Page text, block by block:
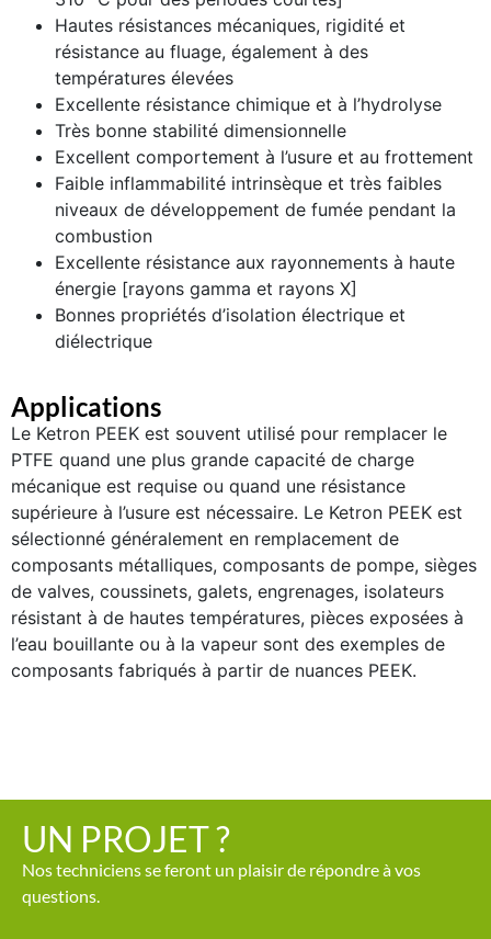
Hautes résistances mécaniques, rigidité et
résistance au fluage, également à des
températures élevées
Excellente résistance chimique et à l’hydrolyse
Très bonne stabilité dimensionnelle
Excellent comportement à l’usure et au frottement
Faible inflammabilité intrinsèque et très faibles
niveaux de développement de fumée pendant la
combustion
Excellente résistance aux rayonnements à haute
énergie [rayons gamma et rayons X]
Bonnes propriétés d’isolation électrique et
diélectrique
Applications
Le Ketron PEEK est souvent utilisé pour remplacer le
PTFE quand une plus grande capacité de charge
mécanique est requise ou quand une résistance
supérieure à l’usure est nécessaire. Le Ketron PEEK est
sélectionné généralement en remplacement de
composants métalliques, composants de pompe, sièges
de valves, coussinets, galets, engrenages, isolateurs
résistant à de hautes températures, pièces exposées à
l’eau bouillante ou à la vapeur sont des exemples de
composants fabriqués à partir de nuances PEEK.
UN PROJET ?
Nos techniciens se feront un plaisir de répondre à vos
questions.